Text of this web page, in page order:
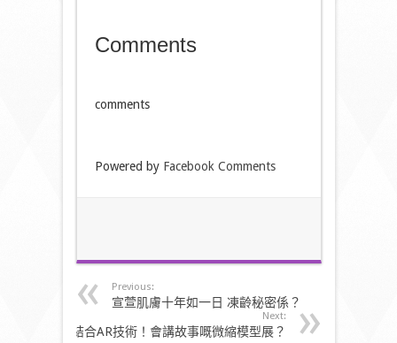
Comments
comments
Powered by Facebook Comments
Previous:
宣萱肌膚十年如一日 凍齡秘密係？
Next:
結合AR技術！會講故事嘅微縮模型展？